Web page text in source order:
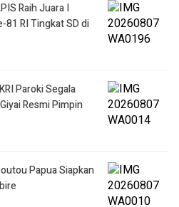
Raih Juara I
81 RI Tingkat SD di
Paroki Segala
Resmi Pimpin
Papua Siapkan